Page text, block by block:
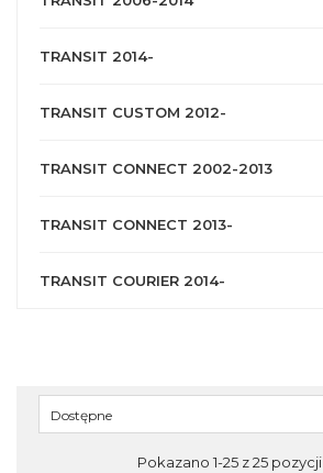
TRANSIT 2014-
TRANSIT CUSTOM 2012-
TRANSIT CONNECT 2002-2013
TRANSIT CONNECT 2013-
TRANSIT COURIER 2014-
Dostępne
Pokazano 1-25 z 25 pozycji